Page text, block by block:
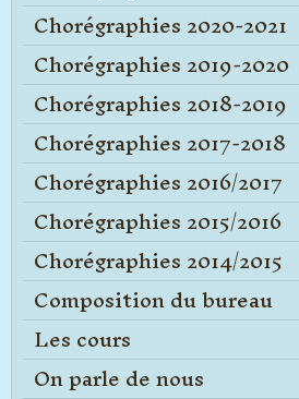
Chorégraphies 2020-2021
Chorégraphies 2019-2020
Chorégraphies 2018-2019
Chorégraphies 2017-2018
Chorégraphies 2016/2017
Chorégraphies 2015/2016
Chorégraphies 2014/2015
Composition du bureau
Les cours
On parle de nous